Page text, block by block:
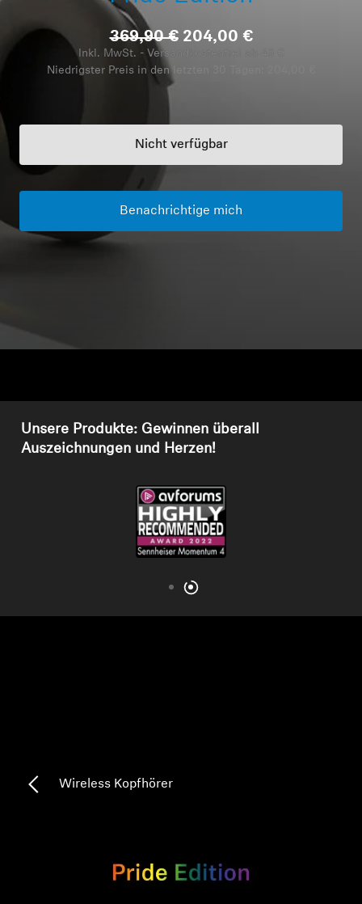
Kopfhörer-Ersatzteile & Zubehör
TV-Kopfhörer
Ressourcen zum Thema Hören
AMBEO Ersatzteile & Zubehör
369,90 € 204,00 €
Inkl. MwSt. - Versandkostenfrei ab 49 €
Niedrigster Preis in den letzten 30 Tagen:
Nicht verfügbar
Benachrichtige mich
Unsere Produkte: Gewinnen überall
Auszeichnungen und Herzen!
Wireless Kopfhörer